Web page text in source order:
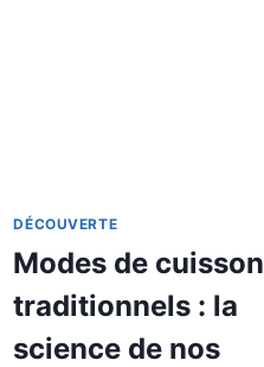
DÉCOUVERTE
Modes de cuisson
traditionnels : la
science de nos